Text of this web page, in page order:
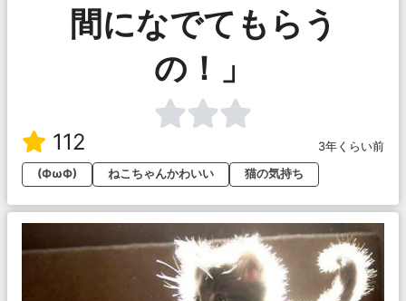
間になでてもらう
の！」
112
3年くらい前
(ФωФ)
ねこちゃんかわいい 猫の気持ち